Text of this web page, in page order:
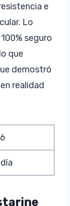
e
Lo
seguro
que
demostró
realidad